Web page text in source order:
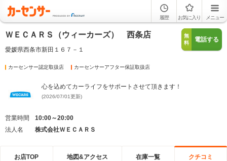
履歴 お気に入り メニュー
ＷＥＣＡＲＳ（ウィーカーズ） 西条店
愛媛県西条市新田１６７－１
無
料
電話する
カーセンサー認定取扱店 カーセンサーアフター保証取扱店
心を込めてカーライフをサポートさせて頂きます！
(2026/07/01更新)
営業時間
10:00～20:00
法人名
株式会社ＷＥＣＡＲＳ
お店TOP 地図&アクセス 在庫一覧 クチコミ